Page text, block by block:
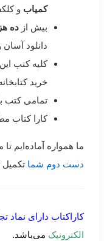
کمیاب و
بیش از ده
دانلود آسان
کلیه کتب
خرید
تمامی کتب
کارا کتاب
ما همواره آماده‌ایم
دست دوم شما تکمیل
کاراکتاب دارای نماد
الکترونیک می‌باشد.